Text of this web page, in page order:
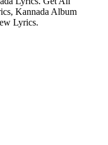
Kannada Album
Lyrics.